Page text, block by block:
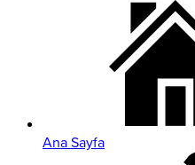
Ana Sayfa